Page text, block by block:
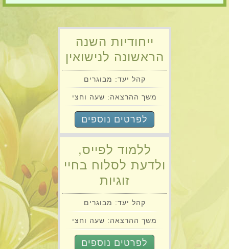
ייחודיות השנה
הראשונה לנישואין
קהל יעד: מבוגרים
משך ההרצאה: שעה וחצי
לפרטים נוספים
ללמוד לפייס,
ולדעת לסלוח בחיי
זוגיות
קהל יעד: מבוגרים
משך ההרצאה: שעה וחצי
לפרטים נוספים